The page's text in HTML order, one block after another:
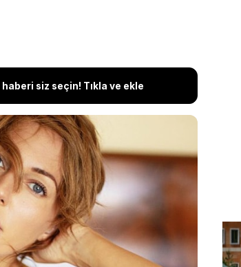
haberi siz seçin! Tıkla ve ekle
ekrana gelen 'Muhteşem Yüzyıl'
Sultan' karakteriyle ünlenen
bir programda "Seninle neden